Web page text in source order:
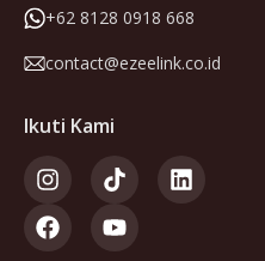
+62 8128 0918 668
contact@ezeelink.co.id
Ikuti Kami